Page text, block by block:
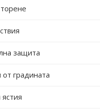
защита
градината